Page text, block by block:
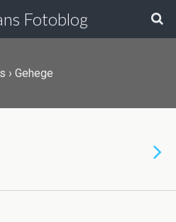
Fotoblog
› Gehege